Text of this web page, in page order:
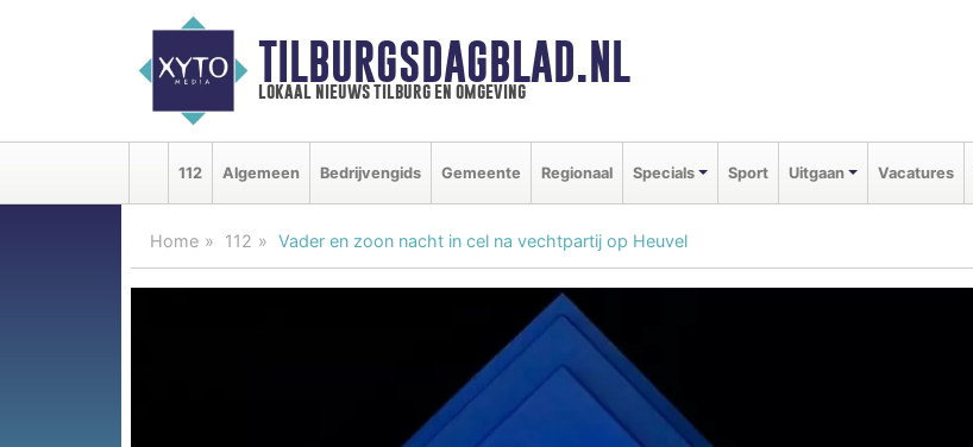
TILBURGSDAGBLAD.NL
lokaal nieuws tilburg en omgeving
112 Algemeen Bedrijvengids Gemeente Regionaal Specials Sport Uitgaan Vacatures
Home 112 Vader en zoon nacht in cel na vechtpartij op Heuvel